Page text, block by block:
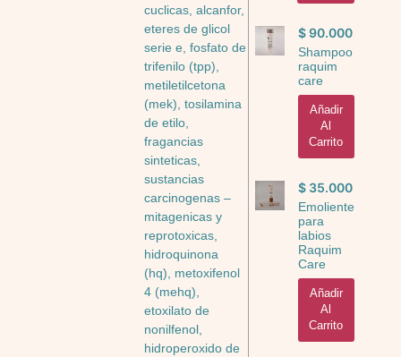
cuclicas, alcanfor,
eteres de glicol
serie e, fosfato de
trifenilo (tpp),
metiletilcetona
(mek), tosilamina
de etilo,
fragancias
sinteticas,
sustancias
carcinogenas –
mitagenicas y
reprotoxicas,
hidroquinona
(hq), metoxifenol
4 (mehq),
etoxilato de
nonilfenol,
hidroperoxido de
$90.000
Shampoo
raquim
care
Añadir
Al
Carrito
$35.000
Emoliente
para
labios
Raquim
Care
Añadir
Al
Carrito